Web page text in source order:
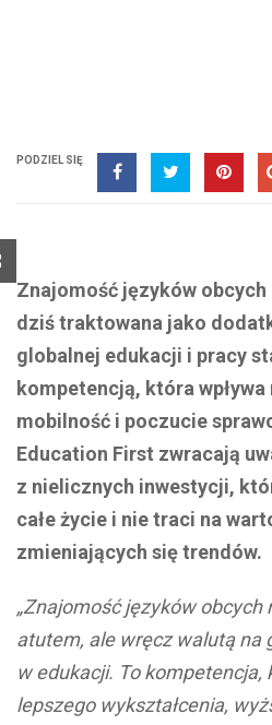
PODZIEL SIĘ
Znajomość języków
dziś traktowana jako
globalnej edukacji i pracy
kompetencją, która
mobilność i poczucie
Education First zwracają
z nielicznych inwestycji,
całe życie i nie traci na
zmieniających się trendów.
„Znajomość języków obcych
atutem, ale wręcz walutą na
w edukacji. To
lepszego wykształcenia,